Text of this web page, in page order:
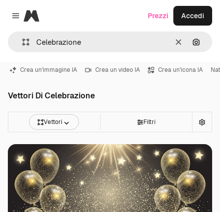
Close menu
Magnific
CancellaCerca
Prezzi Accedi
Crea un'immagine IA Crea un video IA Crea un'icona IA
Vettori Di Celebrazione
Vettori Filtri